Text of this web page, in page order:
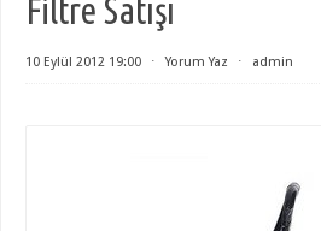
Filtre Satışı
10 Eylül 2012 19:00 ⋅ Yorum Yaz ⋅ admin